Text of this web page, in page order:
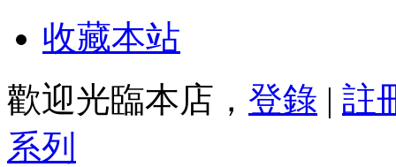
收藏本站
歡迎光臨本店， 登錄 | 註
系列